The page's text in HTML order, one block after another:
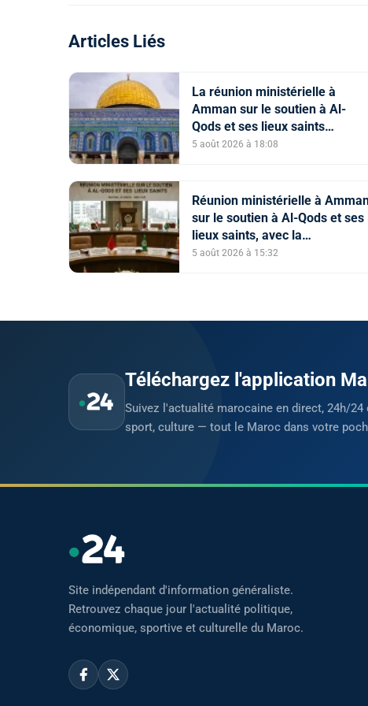
Articles Liés
La réunion ministérielle à
Amman sur le soutien à Al-
Qods et ses lieux saints
souligne l’importance du rôle du
5 août 2026 à 18:08
Réunion ministérielle à
sur le soutien à Al-Qods et ses
lieux saints, avec la
participation du Maroc
5 août 2026 à 15:32
Téléchargez l'application
Suivez l'actualité marocaine en direct, 24h/
sport, culture — tout le Maroc dans votre
Site indépendant d'information généraliste.
Retrouvez chaque jour l'actualité politique,
économique, sportive et culturelle du Maroc.